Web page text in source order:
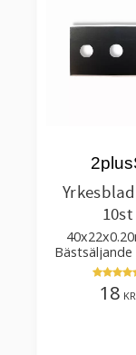
10st
Bästsäljande
för att skära
filt, hobby
18 KR